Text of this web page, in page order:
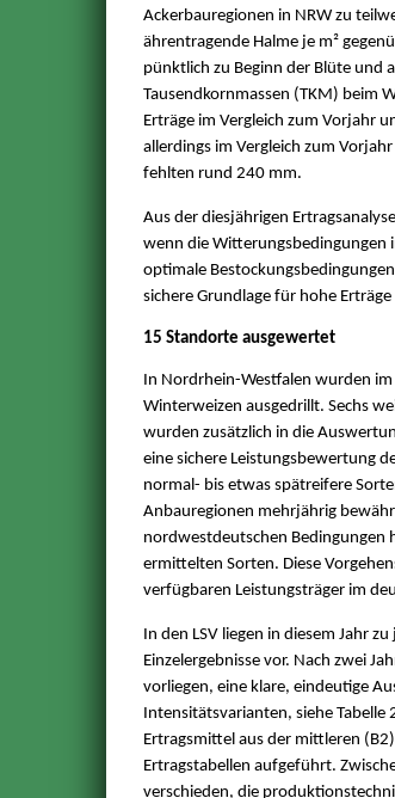
Ackerbauregionen in NRW zu
ährentragende Halme je m²
pünktlich zu Beginn der Blüte und
Tausendkornmassen (TKM) beim
Erträge im Vergleich zum Vorjahr
allerdings im Vergleich zum
fehlten rund 240 mm.
Aus der diesjährigen
wenn die Witterungsbedingungen
optimale
sichere Grundlage für hohe
15 Standorte ausgewertet
In Nordrhein-Westfalen wurden
Winterweizen ausgedrillt. Sechs
wurden zusätzlich in die
eine sichere Leistungsbewertung
normal- bis etwas spätreifere
Anbauregionen mehrjährig
nordwestdeutschen Bedingungen
ermittelten Sorten. Diese
verfügbaren Leistungsträger im
In den LSV liegen in diesem Jahr
Einzelergebnisse vor. Nach zwei
vorliegen, eine klare, eindeutige
Intensitätsvarianten, siehe
Ertragsmittel aus der mittleren
Ertragstabellen aufgeführt.
verschieden, die